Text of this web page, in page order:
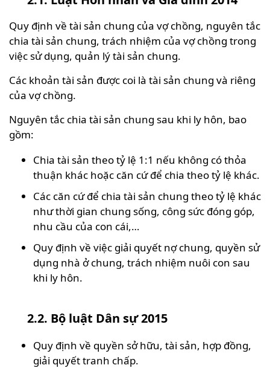
Quy định về tài sản chung của vợ chồng, nguyên tắc
chia tài sản chung, trách nhiệm của vợ chồng trong
việc sử dụng, quản lý tài sản chung.
Các khoản tài sản được coi là tài sản chung và riêng
của vợ chồng.
Nguyên tắc chia tài sản chung sau khi ly hôn, bao
gồm:
Chia tài sản theo tỷ lệ 1:1 nếu không có thỏa
thuận khác hoặc căn cứ để chia theo tỷ lệ khác.
Các căn cứ để chia tài sản chung theo tỷ lệ khác
như thời gian chung sống, công sức đóng góp,
nhu cầu của con cái,…
Quy định về việc giải quyết nợ chung, quyền sử
dụng nhà ở chung, trách nhiệm nuôi con sau
khi ly hôn.
2.2. Bộ luật Dân sự 2015
Quy định về quyền sở hữu, tài sản, hợp đồng,
giải quyết tranh chấp.